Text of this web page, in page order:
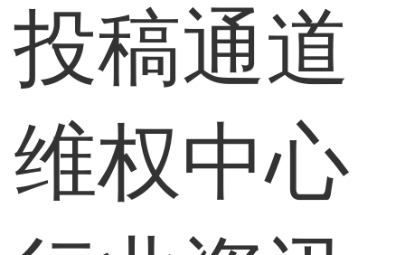
投稿通道
维权中心